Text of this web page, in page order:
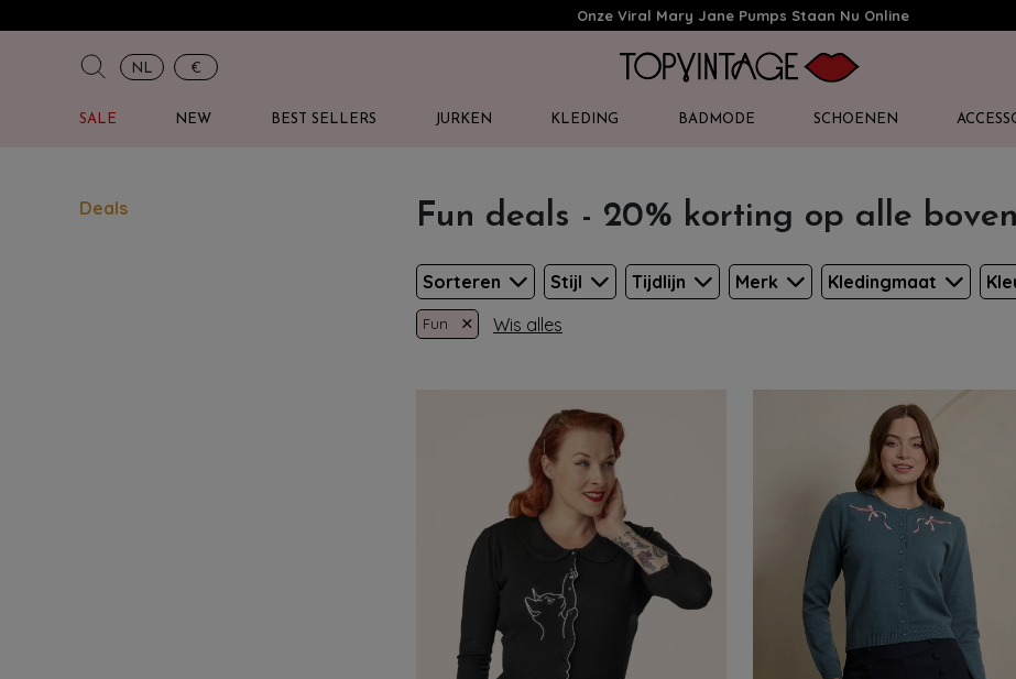
Onze Viral Mary Jane Pumps Staan Nu Online
NL €
SALE NEW BEST SELLERS JURKEN KLEDING BADMODE SCHOENEN
Deals Fun deals - 20% korting op alle
Sorteren Stijl Tijdlijn Merk Kledingmaat
Fun × Wis alles